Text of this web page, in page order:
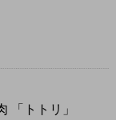
トトリ」